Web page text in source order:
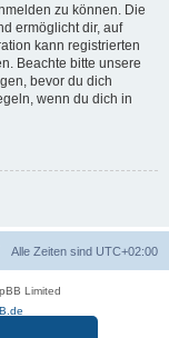
zu können. Die
ermöglicht dir, auf
kann registrierten
Beachte bitte unsere
bevor du dich
wenn du dich in
Alle Zeiten sind UTC+02:00
Limited